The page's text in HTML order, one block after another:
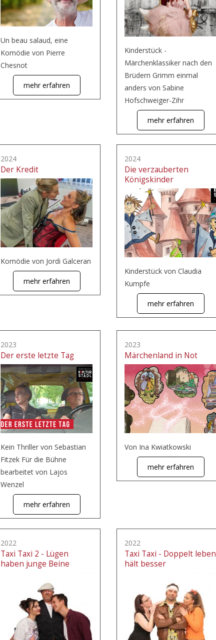
Un beau salaud, eine
Komödie von Pierre
Chesnot
mehr erfahren
Kinderstück -
Märchenklassiker nach den
Brüdern Grimm einmal
anders von Sabine
Hofschweiger-Zihr
mehr erfahren
2024
Der Kredit
Komödie von Jordi Galceran
mehr erfahren
2024
Die verzauberten
Königskinder
Kinderstück von Claudia
Kumpfe
mehr erfahren
2023
Der erste letzte Tag
Kein Thriller von Sebastian
Fitzek Für die Bühne
bearbeitet von Lajos
Wenzel
mehr erfahren
2023
Märchenland in Not
Von Ina Kwiatkowski
mehr erfahren
2022
Taxi Taxi 2 - Lügen
haben junge Beine
2022
Taxi Taxi - Doppelt leben
hält besser